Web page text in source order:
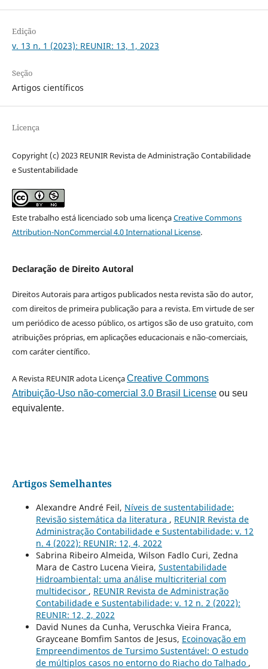
Edição
v. 13 n. 1 (2023): REUNIR: 13, 1, 2023
Seção
Artigos científicos
Licença
Copyright (c) 2023 REUNIR Revista de Administração Contabilidade
e Sustentabilidade
Este trabalho está licenciado sob uma licençaCreative Commons
Attribution-NonCommercial 4.0 International License.
Declaração de Direito Autoral
Direitos Autorais para artigos publicados nesta revista são do autor,
com direitos de primeira publicação para a revista. Em virtude de ser
um periódico de acesso público, os artigos são de uso gratuito, com
atribuições próprias, em aplicações educacionais e não-comerciais,
com caráter científico.
A Revista REUNIR adota LicençaCreative Commons
Atribuição-Uso não-comercial 3.0 Brasil Licenseou seu
equivalente.
Artigos Semelhantes
Alexandre André Feil, Níveis de sustentabilidade:
Revisão sistemática da literatura , REUNIR Revista de
Administração Contabilidade e Sustentabilidade: v. 12
n. 4 (2022): REUNIR: 12, 4, 2022
Sabrina Ribeiro Almeida, Wilson Fadlo Curi, Zedna
Mara de Castro Lucena Vieira, Sustentabilidade
Hidroambiental: uma análise multicriterial com
multidecisor , REUNIR Revista de Administração
Contabilidade e Sustentabilidade: v. 12 n. 2 (2022):
REUNIR: 12, 2, 2022
David Nunes da Cunha, Veruschka Vieira Franca,
Grayceane Bomfim Santos de Jesus, Ecoinovação em
Empreendimentos de Tursimo Sustentável: O estudo
de múltiplos casos no entorno do Riacho do Talhado ,